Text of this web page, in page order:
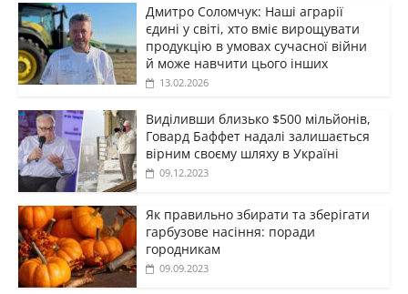
Дмитро Соломчук: Наші аграрії
єдині у світі, хто вміє вирощувати
продукцію в умовах сучасної війни
й може навчити цього інших
13.02.2026
Виділивши близько $500 мільйонів,
Говард Баффет надалі залишається
вірним своєму шляху в Україні
09.12.2023
Як правильно збирати та зберігати
гарбузове насіння: поради
городникам
09.09.2023